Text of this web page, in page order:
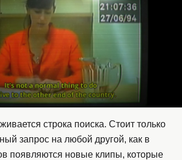
строка поиска. Стоит только
запрос на любой другой, как в
появляются новые клипы, которые